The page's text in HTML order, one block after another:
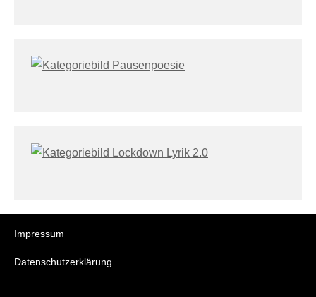
Impressum
Datenschutzerklärung